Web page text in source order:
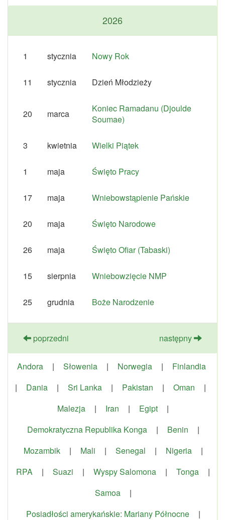
2026
1 stycznia Nowy Rok
11 stycznia Dzień Młodzieży
20 marca
Koniec Ramadanu (Djoulde
Soumae)
3 kwietnia Wielki Piątek
1 maja Święto Pracy
17 maja Wniebowstąpienie Pańskie
20 maja Święto Narodowe
26 maja Święto Ofiar (Tabaski)
15 sierpnia Wniebowzięcie NMP
25 grudnia Boże Narodzenie
poprzedni następny
Andora | Słowenia | Norwegia |
Finlandia
|
Dania | Sri Lanka | Pakistan | Oman
|
Malezja
| Iran | Egipt
|
Demokratyczna Republika Konga
| Benin
|
Mozambik
| Mali | Senegal | Nigeria
|
RPA
| Suazi | Wyspy Salomona | Tonga
|
Samoa
|
Posiadłości amerykańskie: Mariany Północne
|